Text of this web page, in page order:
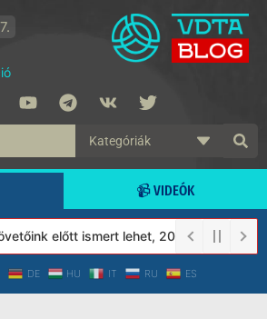
📹 VIDEÓK
előtt ismert lehet, 2023-tól a Védett
DE HU IT RU ES